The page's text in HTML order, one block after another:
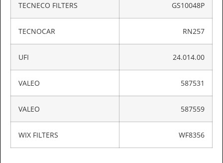
TECNECO FILTERS GS10048P
TECNOCAR RN257
UFI 24.014.00
VALEO 587531
VALEO 587559
WIX FILTERS WF8356